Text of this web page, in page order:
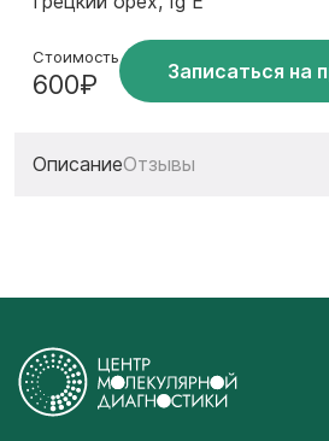
Стоимость
600₽ Записаться на
ОписаниеОтзывы